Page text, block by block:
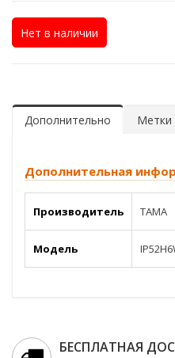
Нет в наличии
Дополнительно Метки
Дополнительная
Производитель TAMA
Модель
БЕСПЛАТНАЯ